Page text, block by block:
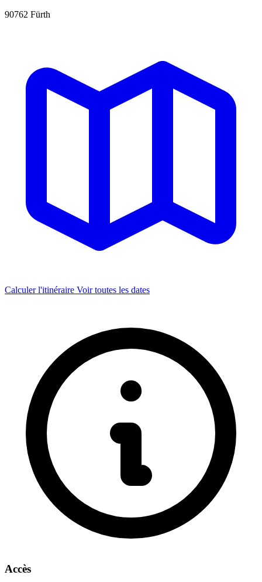
90762 Fürth
Calculer l'itinéraire Voir toutes les dates
Accès